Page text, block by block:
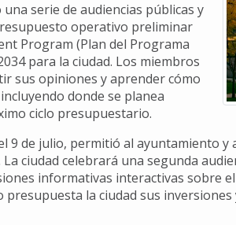
serie de audiencias públicas y
operativo preliminar
Program (Plan del Programa
para la ciudad. Los miembros
sus opiniones y aprender cómo
donde se planea
ciclo presupuestario.
9 de julio, permitió al ayuntamiento
ciudad celebrará una segunda
informativas interactivas sobre
presupuesta la ciudad sus